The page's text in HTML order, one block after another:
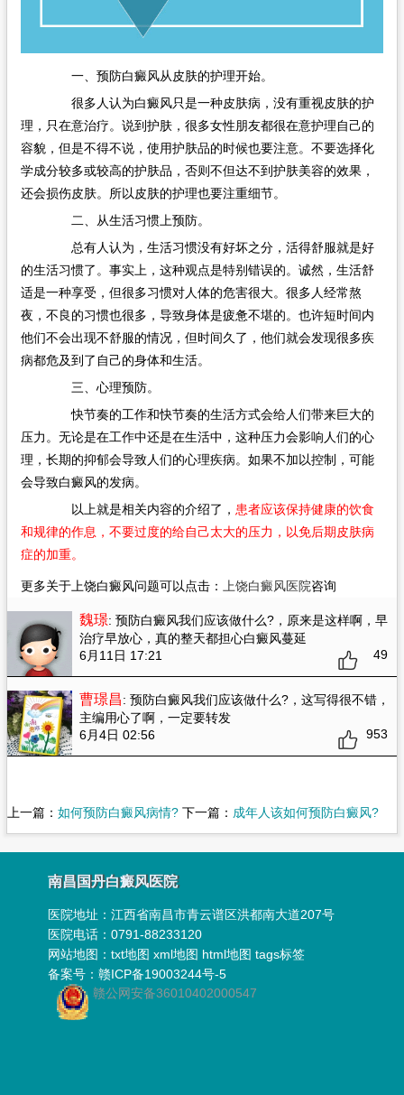
一、预防白癜风从皮肤的护理开始。
很多人认为白癜风只是一种皮肤病，没有重视皮肤的护
理，只在意治疗。说到护肤，很多女性朋友都很在意护理自己的
容貌，但是不得不说，使用护肤品的时候也要注意。不要选择化
学成分较多或较高的护肤品，否则不但达不到护肤美容的效果，
还会损伤皮肤。所以皮肤的护理也要注重细节。
二、从生活习惯上预防。
总有人认为，生活习惯没有好坏之分，活得舒服就是好
的生活习惯了。事实上，这种观点是特别错误的。诚然，生活舒
适是一种享受，但很多习惯对人体的危害很大。很多人经常熬
夜，不良的习惯也很多，导致身体是疲惫不堪的。也许短时间内
他们不会出现不舒服的情况，但时间久了，他们就会发现很多疾
病都危及到了自己的身体和生活。
三、心理预防。
快节奏的工作和快节奏的生活方式会给人们带来巨大的
压力。无论是在工作中还是在生活中，这种压力会影响人们的心
理，长期的抑郁会导致人们的心理疾病。如果不加以控制，可能
会导致白癜风的发病。
以上就是相关内容的介绍了， 患者应该保持健康的饮食
和规律的作息，不要过度的给自己太大的压力，以免后期皮肤病
症的加重。
更多关于上饶白癜风问题可以点击： 上饶白癜风医院咨询
魏璟: 预防白癜风我们应该做什么?，原来是这样啊，早
治疗早放心，真的整天都担心白癜风蔓延
6月11日 17:21
49
曹璟昌: 预防白癜风我们应该做什么?，这写得很不错，
主编用心了啊，一定要转发
6月4日 02:56
953
上一篇： 如何预防白癜风病情?下一篇： 成年人该如何预防白癜风?
南昌国丹白癜风医院
医院地址：江西省南昌市青云谱区洪都南大道207号
医院电话：0791-88233120
网站地图：txt地图 xml地图 html地图 tags标签
备案号：赣ICP备19003244号-5
赣公网安备36010402000547